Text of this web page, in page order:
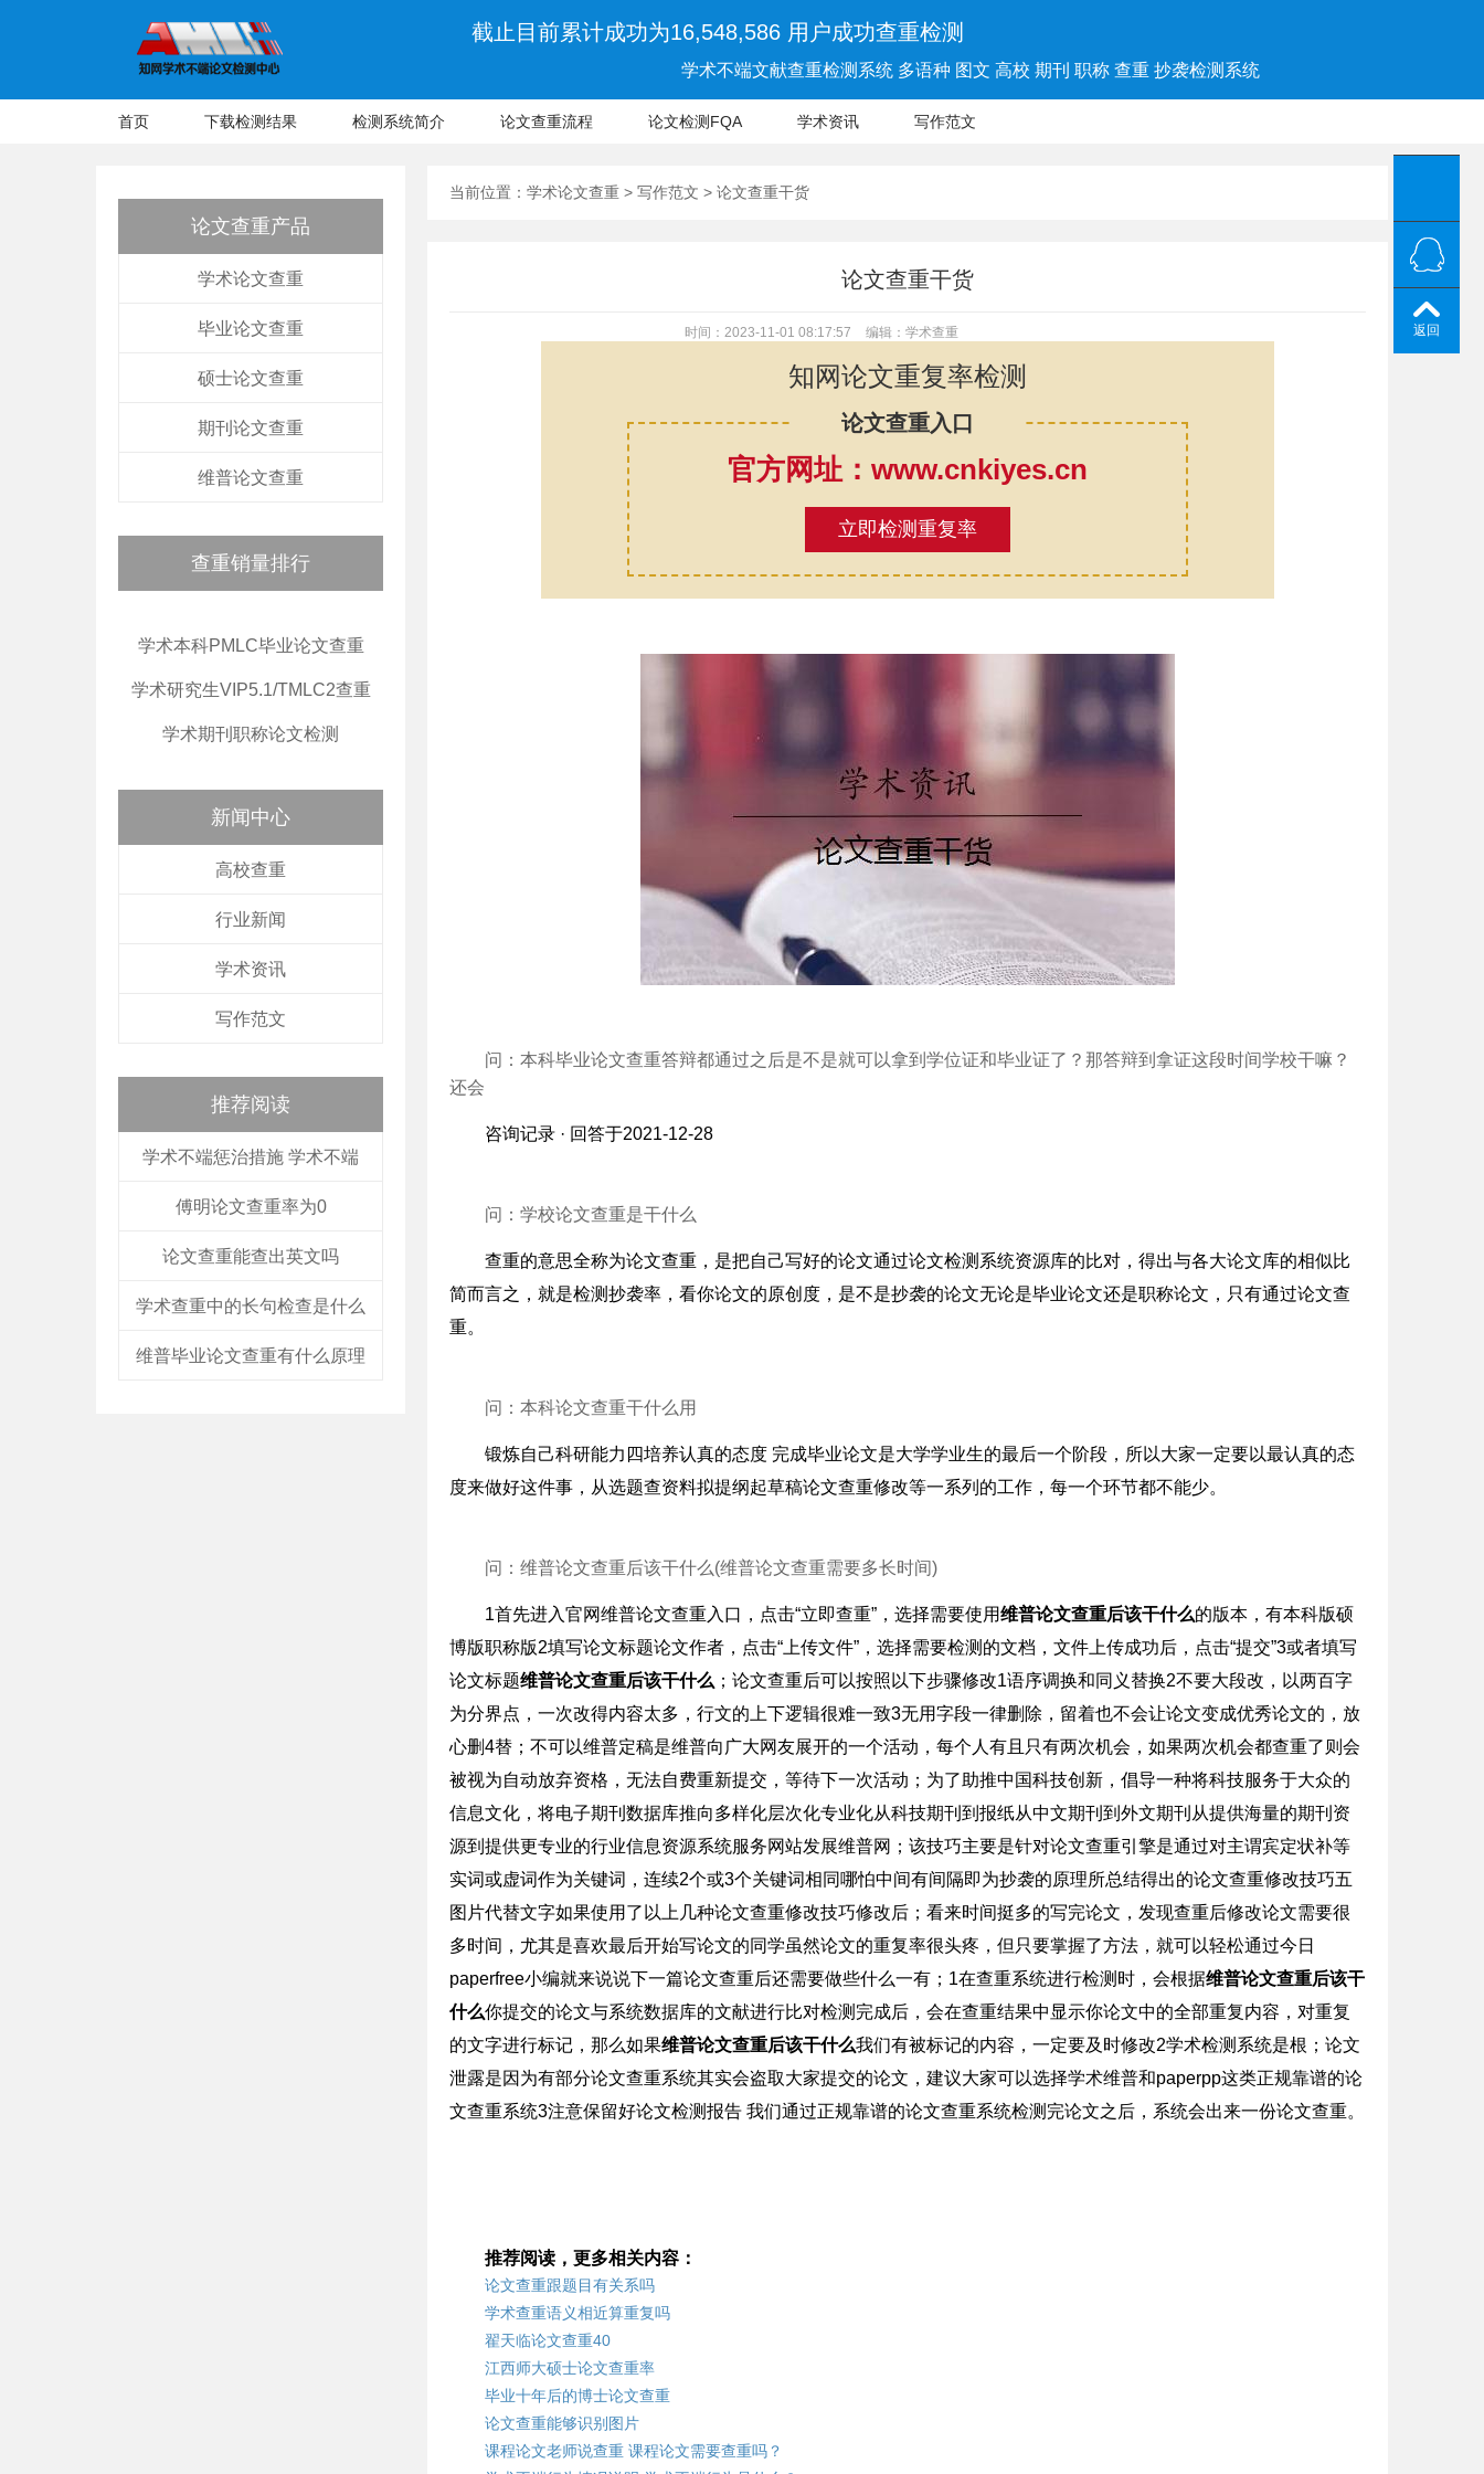
截止目前累计成功为16,548,586 用户成功查重检测
学术不端文献查重检测系统 多语种 图文 高校 期刊 职称 查重 抄袭检测系统
首页 下载检测结果 检测系统简介 论文查重流程 论文检测FQA 学术资讯 写作范文
论文查重产品
学术论文查重
毕业论文查重
硕士论文查重
期刊论文查重
维普论文查重
查重销量排行
学术本科PMLC毕业论文查重
学术研究生VIP5.1/TMLC2查重
学术期刊职称论文检测
新闻中心
高校查重
行业新闻
学术资讯
写作范文
推荐阅读
学术不端惩治措施 学术不端
傅明论文查重率为0
论文查重能查出英文吗
学术查重中的长句检查是什么
维普毕业论文查重有什么原理
当前位置： 学术论文查重 > 写作范文 > 论文查重干货
论文查重干货
时间：2023-11-01 08:17:57 编辑：学术查重
知网论文重复率检测
论文查重入口
官方网址：www.cnkiyes.cn
立即检测重复率
问：本科毕业论文查重答辩都通过之后是不是就可以拿到学位证和毕业证了？那答辩到拿证这段时间学校干嘛？
还会
咨询记录 · 回答于2021-12-28
问：学校论文查重是干什么
查重的意思全称为论文查重，是把自己写好的论文通过论文检测系统资源库的比对，得出与各大论文库的相似比
简而言之，就是检测抄袭率，看你论文的原创度，是不是抄袭的论文无论是毕业论文还是职称论文，只有通过论文查
重。
问：本科论文查重干什么用
锻炼自己科研能力四培养认真的态度 完成毕业论文是大学学业生的最后一个阶段，所以大家一定要以最认真的态
度来做好这件事，从选题查资料拟提纲起草稿论文查重修改等一系列的工作，每一个环节都不能少。
问：维普论文查重后该干什么(维普论文查重需要多长时间)
1首先进入官网维普论文查重入口，点击“立即查重”，选择需要使用维普论文查重后该干什么的版本，有本科版硕
博版职称版2填写论文标题论文作者，点击“上传文件”，选择需要检测的文档，文件上传成功后，点击“提交”3或者填写
论文标题维普论文查重后该干什么 ；论文查重后可以按照以下步骤修改1语序调换和同义替换2不要大段改，以两百字
为分界点，一次改得内容太多，行文的上下逻辑很难一致3无用字段一律删除，留着也不会让论文变成优秀论文的，放
心删4替；不可以维普定稿是维普向广大网友展开的一个活动，每个人有且只有两次机会，如果两次机会都查重了则会
被视为自动放弃资格，无法自费重新提交，等待下一次活动；为了助推中国科技创新，倡导一种将科技服务于大众的
信息文化，将电子期刊数据库推向多样化层次化专业化从科技期刊到报纸从中文期刊到外文期刊从提供海量的期刊资
源到提供更专业的行业信息资源系统服务网站发展维普网；该技巧主要是针对论文查重引擎是通过对主谓宾定状补等
实词或虚词作为关键词，连续2个或3个关键词相同哪怕中间有间隔即为抄袭的原理所总结得出的论文查重修改技巧五
图片代替文字如果使用了以上几种论文查重修改技巧修改后；看来时间挺多的写完论文，发现查重后修改论文需要很
多时间，尤其是喜欢最后开始写论文的同学虽然论文的重复率很头疼，但只要掌握了方法，就可以轻松通过今日
paperfree小编就来说说下一篇论文查重后还需要做些什么一有；1在查重系统进行检测时，会根据维普论文查重后该干
什么你提交的论文与系统数据库的文献进行比对检测完成后，会在查重结果中显示你论文中的全部重复内容，对重复
的文字进行标记，那么如果维普论文查重后该干什么我们有被标记的内容，一定要及时修改2学术检测系统是根；论文
泄露是因为有部分论文查重系统其实会盗取大家提交的论文，建议大家可以选择学术维普和paperpp这类正规靠谱的论
文查重系统3注意保留好论文检测报告 我们通过正规靠谱的论文查重系统检测完论文之后，系统会出来一份论文查重。
推荐阅读，更多相关内容：
论文查重跟题目有关系吗
学术查重语义相近算重复吗
翟天临论文查重40
江西师大硕士论文查重率
毕业十年后的博士论文查重
论文查重能够识别图片
课程论文老师说查重 课程论文需要查重吗？
返回